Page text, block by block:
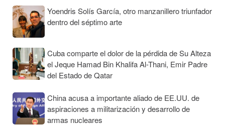
Yoendris Solís García, otro manzanillero triunfador
dentro del séptimo arte
Cuba comparte el dolor de la pérdida de Su Alteza
el Jeque Hamad Bin Khalifa Al-Thani, Emir Padre
del Estado de Qatar
China acusa a importante aliado de EE.UU. de
aspiraciones a militarización y desarrollo de
armas nucleares